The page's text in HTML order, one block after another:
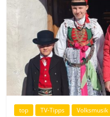
top TV-Tipps Volksmusik